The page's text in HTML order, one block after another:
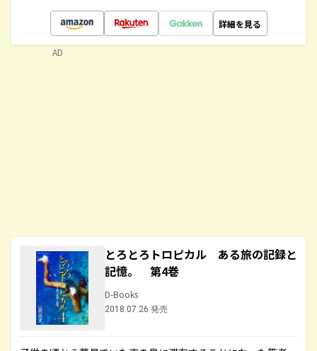
詳細を見る
とろとろトロピカル ある旅の記録と
記憶。 第4巻
D-Books
2018.07.26 発売
AD